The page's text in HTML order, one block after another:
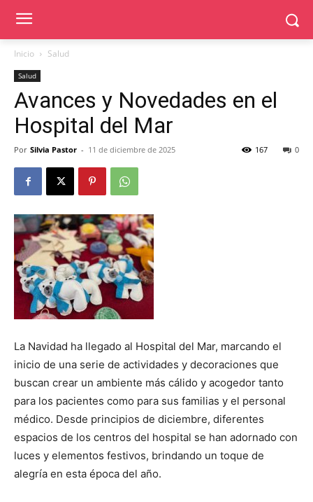
Inicio Salud
Salud
Avances y Novedades en el
Hospital del Mar
Por Silvia Pastor - 11 de diciembre de 2025 0
167
La Navidad ha llegado al Hospital del Mar, marcando el
inicio de una serie de actividades y decoraciones que
buscan crear un ambiente más cálido y acogedor tanto
para los pacientes como para sus familias y el personal
médico. Desde principios de diciembre, diferentes
espacios de los centros del hospital se han adornado con
luces y elementos festivos, brindando un toque de
alegría en esta época del año.